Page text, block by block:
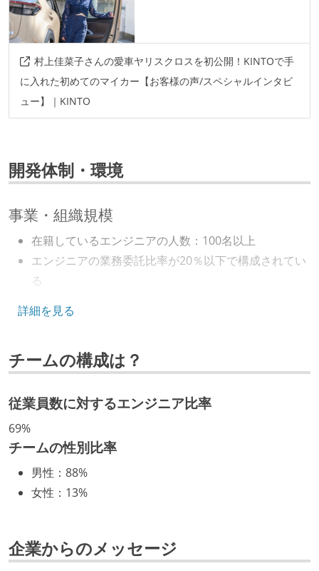
村上佳菜子さんの愛車ヤリスクロスを初公開！KINTOで手
に入れた初めてのマイカー【お客様の声/スペシャルインタビ
ュー】｜KINTO
開発体制・環境
事業・組織規模
在籍しているエンジニアの人数：100名以上
エンジニアの業務委託比率が20％以下で構成されてい
る
キャリアパス
いる
社内で、バックエンドチームからSREチームへの異動
など、キャリア形成を目的とした職域を超えての積極
マネージャーやCTOと高頻度（月1程度）でキャリアに
ついて話す場が設けられている
年収800万円以上のエンジニアに、マネジメントの役
割を持たない人がいる
CTO またはそれに準じる、技術やワークフローの標準
詳細を見る
チームの構成は？
従業員数に対するエンジニア比率
69%
チームの性別比率
男性 ： 88%
女性 ： 13%
企業からのメッセージ